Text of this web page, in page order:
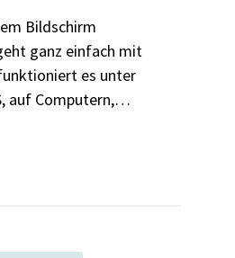
Bildschirm
ganz einfach mit
es unter
auf Computern,